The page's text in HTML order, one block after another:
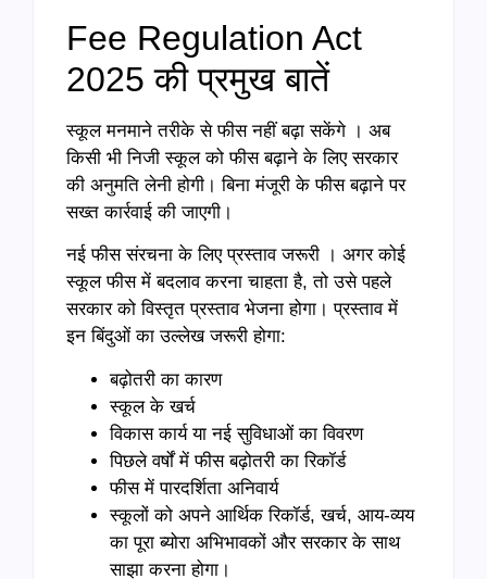
Fee Regulation Act
2025 की प्रमुख बातें
स्कूल मनमाने तरीके से फीस नहीं बढ़ा सकेंगे । अब
किसी भी निजी स्कूल को फीस बढ़ाने के लिए सरकार
की अनुमति लेनी होगी। बिना मंजूरी के फीस बढ़ाने पर
सख्त कार्रवाई की जाएगी।
नई फीस संरचना के लिए प्रस्ताव जरूरी । अगर कोई
स्कूल फीस में बदलाव करना चाहता है, तो उसे पहले
सरकार को विस्तृत प्रस्ताव भेजना होगा। प्रस्ताव में
इन बिंदुओं का उल्लेख जरूरी होगा:
बढ़ोतरी का कारण
स्कूल के खर्च
विकास कार्य या नई सुविधाओं का विवरण
पिछले वर्षों में फीस बढ़ोतरी का रिकॉर्ड
फीस में पारदर्शिता अनिवार्य
स्कूलों को अपने आर्थिक रिकॉर्ड, खर्च, आय-व्यय
का पूरा ब्योरा अभिभावकों और सरकार के साथ
साझा करना होगा।